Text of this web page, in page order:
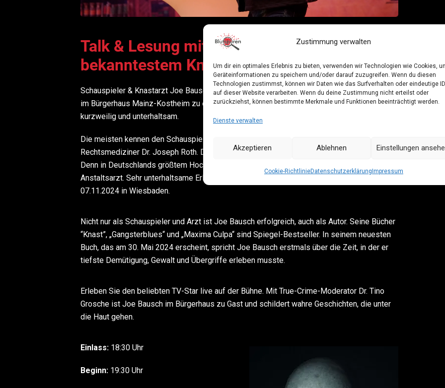
Zustimmung verwalten
Um dir ein optimales Erlebnis zu bieten, verwenden wir Technologien wie Cookies,
Geräteinformationen zu speichern und/oder darauf zuzugreifen. Wenn du diesen
Technologien zustimmst, können wir Daten wie das Surfverhalten oder eindeutige
auf dieser Website verarbeiten. Wenn du deine Zustimmung nicht erteilst oder
zurückziehst, können bestimmte Merkmale und Funktionen beeinträchtigt werden.
Dienste verwalten
Akzeptieren Ablehnen Einstellungen
Cookie-RichtlinieDatenschutzerklärungImpressum
Talk & Lesung mit Deutschlands
bekanntestem Knastarzt & Schauspieler
Schauspieler & Knastarzt Joe Bausch Joe Bauschkommt am 7. November nach Wiesbaden
im Bürgerhaus Mainz-Kostheim zu einem Talk- und Lese-Event der besonderen Art. Es wird
kurzweilig und unterhaltsam.
Die meisten kennen den Schauspieler Joe Bausch aus dem Kölner Tatort als
Rechtsmediziner Dr. Joseph Roth. Die wenigsten kennen ihn hoffentlich aus dem Knast.
Denn in Deutschlands größtem Hochsicherheitsgefängnis in Werl war er über 30 Jahre lang
Anstaltsarzt. Sehr unterhaltsame Erlebnisse aus dieser Zeit präsentiert Joe Bausch am
07.11.2024 in Wiesbaden.
Nicht nur als Schauspieler und Arzt ist Joe Bausch erfolgreich, auch als Autor. Seine Bücher
“Knast”, „Gangsterblues“ und „Maxima Culpa“ sind Spiegel-Bestseller. In seinem neuesten
Buch, das am 30. Mai 2024 erscheint, spricht Joe Bausch erstmals über die Zeit, in der er
tiefste Demütigung, Gewalt und Übergriffe erleben musste.
Erleben Sie den beliebten TV-Star live auf der Bühne. Mit True-Crime-Moderator Dr. Tino
Grosche ist Joe Bausch im Bürgerhaus zu Gast und schildert wahre Geschichten, die unter
die Haut gehen.
Einlass: 18:30 Uhr
Beginn: 19:30 Uhr